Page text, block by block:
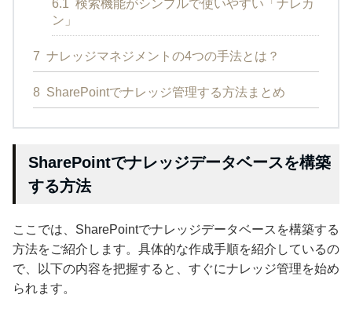
6.1 検索機能がシンプルで使いやすい「ナレカ
ン」
7 ナレッジマネジメントの4つの手法とは？
8 SharePointでナレッジ管理する方法まとめ
SharePointでナレッジデータベースを構築
する方法
ここでは、SharePointでナレッジデータベースを構築する
方法をご紹介します。具体的な作成手順を紹介しているの
で、以下の内容を把握すると、すぐにナレッジ管理を始め
られます。